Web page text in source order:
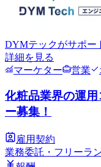
DYMテックがサポー
詳細を見る
マーケター
営業
化粧品業界の運
ー募集！
雇用契約
業務委託・フリーラ